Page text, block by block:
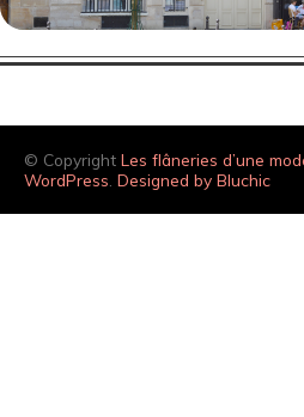
© Copyright Les flâneries d’une
WordPress Designed by Bluchic